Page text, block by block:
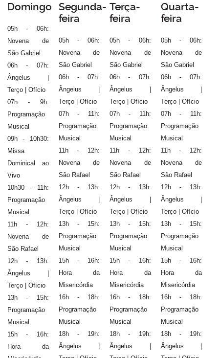
Domingo
05h - 06h:
Novena de
São Gabriel
06h - 07h:
Ângelus |
Terço | Ofício
07h - 9h:
Programação
Musical
09h - 10h30:
Missa
Dominical ao
Vivo
10h30 - 11h:
Programação
Musical
11h - 12h:
Novena de
São Rafael
12h - 13h:
Ângelus |
Terço | Ofício
13h - 15h:
Programação
Musical
15h - 16h:
Hora da
Segunda-
feira
05h - 06h:
Novena de
São Gabriel
06h - 07h:
Ângelus |
Terço | Ofício
07h - 11h:
Programação
Musical
11h - 12h:
Novena de
São Rafael
12h - 13h:
Ângelus |
Terço | Ofício
13h - 15h:
Programação
Musical
15h - 16h:
Hora da
Misericórdia
16h - 18h:
Programação
Musical
18h - 19h:
Ângelus |
Terça-
feira
05h - 06h:
Novena de
São Gabriel
06h - 07h:
Ângelus |
Terço | Ofício
07h - 11h:
Programação
Musical
11h - 12h:
Novena de
São Rafael
12h - 13h:
Ângelus |
Terço | Ofício
13h - 15h:
Programação
Musical
15h - 16h:
Hora da
Misericórdia
16h - 18h:
Programação
Musical
18h - 19h:
Ângelus |
Quarta-
feira
05h - 06h:
Novena de
São Gabriel
06h - 07h:
Ângelus |
Terço | Ofício
07h - 11h:
Programação
Musical
11h - 12h:
Novena de
São Rafael
12h - 13h:
Ângelus |
Terço | Ofício
13h - 15h:
Programação
Musical
15h - 16h:
Hora da
Misericórdia
16h - 18h:
Programação
Musical
18h - 19h:
Ângelus |